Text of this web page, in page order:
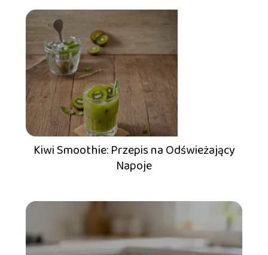
Kiwi Smoothie: Przepis na Odświeżający
Napoje